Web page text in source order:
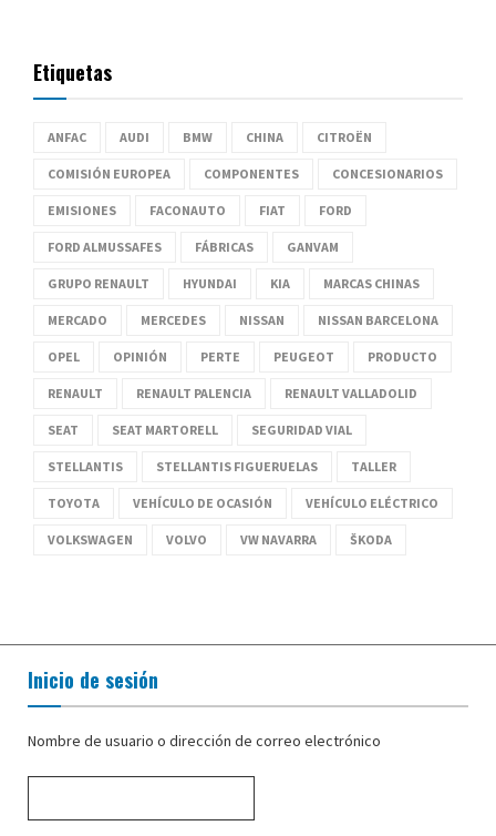
Etiquetas
ANFAC AUDI BMW CHINA CITROËN
COMISIÓN EUROPEA COMPONENTES CONCESIONARIOS
EMISIONES FACONAUTO FIAT FORD
FORD ALMUSSAFES FÁBRICAS GANVAM
GRUPO RENAULT HYUNDAI KIA MARCAS CHINAS
MERCADO MERCEDES NISSAN NISSAN BARCELONA
OPEL OPINIÓN PERTE PEUGEOT PRODUCTO
RENAULT RENAULT PALENCIA RENAULT VALLADOLID
SEAT SEAT MARTORELL SEGURIDAD VIAL
STELLANTIS STELLANTIS FIGUERUELAS TALLER
TOYOTA VEHÍCULO DE OCASIÓN VEHÍCULO ELÉCTRICO
VOLKSWAGEN VOLVO VW NAVARRA ŠKODA
Inicio de sesión
Nombre de usuario o dirección de correo electrónico